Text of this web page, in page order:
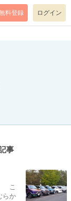
level=notice
料登録 ログイン
事
こ
らか